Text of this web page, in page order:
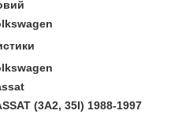
(3A2, 35I) 1988-1997